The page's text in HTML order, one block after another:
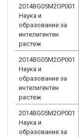
2014BG05M2OP001
Наука и
образование за
интелигентен
растеж
2014BG05M2OP001
Наука и
образование за
интелигентен
растеж
2014BG05M2OP001
Наука и
образование за